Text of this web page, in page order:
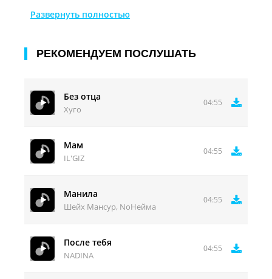
детство!
Развернуть полностью
РЕКОМЕНДУЕМ ПОСЛУШАТЬ
Без отца
Хуго
04:55
Мам
IL'GIZ
04:55
Манила
Шейх Мансур, NoНейма
04:55
После тебя
NADINA
04:55